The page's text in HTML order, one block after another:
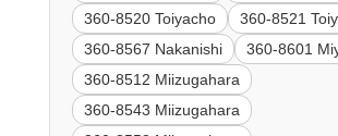
360-8520 Toiyacho
360-8521
360-8567 Nakanishi
360-8601
360-8512 Miizugahara
360-8543 Miizugahara